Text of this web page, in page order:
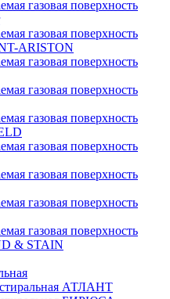
газовая поверхность
газовая поверхность
ARISTON
газовая поверхность
газовая поверхность
газовая поверхность
газовая поверхность
газовая поверхность
газовая поверхность
газовая поверхность
& STAIN
АТЛАНТ